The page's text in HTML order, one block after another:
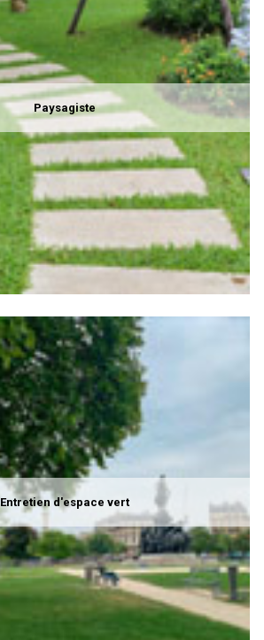
Paysagiste
Entretien d'espace vert